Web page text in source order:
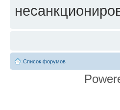
Список форумов